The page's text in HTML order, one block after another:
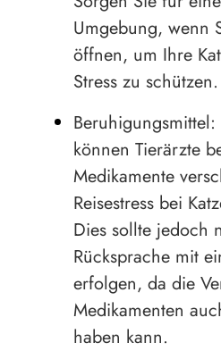
Umgebung, wenn
öffnen, um Ihre
Stress zu schützen.
können Tierärzte
Medikamente
Reisestress bei
Dies sollte jedoch
Rücksprache mit
erfolgen, da die
Medikamenten
haben kann.